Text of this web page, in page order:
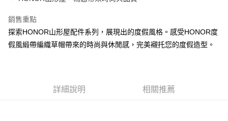
ATM付款
運送方式
每筆NT$80，滿NT$2,000(含以上)免運費
銷售重點
探索HONOR山形屋配件系列，展現出的度假風格。感受HONOR度
假風緞帶編織草帽帶來的時尚與休閒感，完美襯托您的度假造型。
詳細說明 相關推薦